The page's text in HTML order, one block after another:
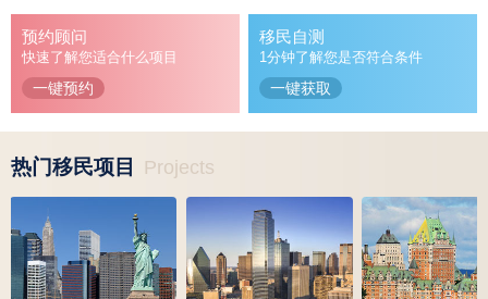
·入境美国仍须提供新冠疫苗证明，政策延长…
·兆龙新春特别企划：新生代聚落，暖聚夏洛…
预约顾问
快速了解您适合什么项目
一键预约
移民自测
1分钟了解您是否符合条件
一键获取
热门移民项目 Projects